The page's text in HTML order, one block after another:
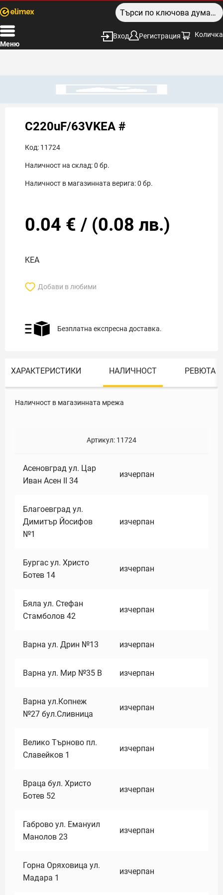
Меню
Вход Регистрация Количка
C220uF/63VKEA #
Код: 11724
Наличност на склад:0 бр.
Наличност в магазинната верига:0 бр.
0.04 € / (0.08 лв.)
KEA
Добави в любими
Безплатна експресна доставка.
ХАРАКТЕРИСТИКИ НАЛИЧНОСТ РЕВЮТА
Наличност в магазинната мрежа
Артикул: 11724
Асеновград ул. Цар
Иван Асен II 34
изчерпан
Благоевград ул.
Димитър Йосифов
№1
изчерпан
Бургас ул. Христо
Ботев 14
изчерпан
Бяла ул. Стефан
Стамболов 42
изчерпан
Варна ул. Дрин №13 изчерпан
Варна ул. Мир №35 В изчерпан
Варна ул.Копнеж
№27 бул.Сливница
изчерпан
Велико Търново пл.
Славейков 1
изчерпан
Враца бул. Христо
Ботев 52
изчерпан
Габрово ул. Емануил
Манолов 23
изчерпан
Горна Оряховица ул.
Мадара 1
изчерпан